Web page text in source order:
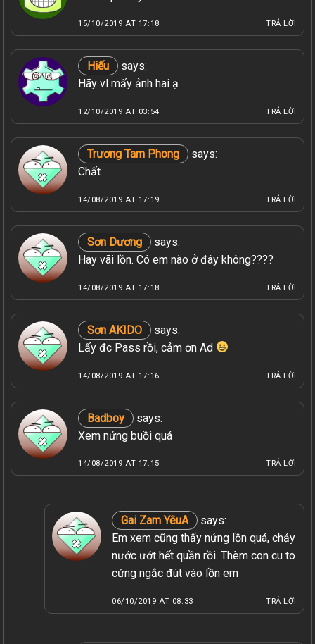
15/10/2019 AT 17:18 TRẢ LỜI
Hiếu
says:
Hãy vl mấy ảnh hai ạ
12/10/2019 AT 03:54 TRẢ LỜI
Trương Tam Phong
says:
Chất
14/08/2019 AT 17:19 TRẢ LỜI
Sơn Dương
says:
Hay vãi lồn. Có em nào ở đây không????
14/08/2019 AT 17:18 TRẢ LỜI
Sơn AKIDO
says:
Lấy đc Pass rồi, cảm ơn Ad
14/08/2019 AT 17:16 TRẢ LỜI
Badboy
says:
Xem nứng buồi quá
14/08/2019 AT 17:15 TRẢ LỜI
Gai Zam YêuA
says:
Em xem cũng thấy nứng lồn quá, chảy
nước ướt hết quần rồi. Thèm con cu to
cứng ngắc đút vào lồn em
06/10/2019 AT 08:33 TRẢ LỜI